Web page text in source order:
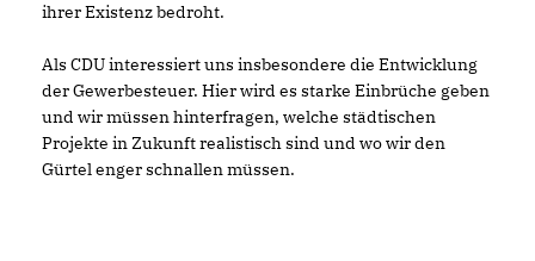
ihrer Existenz bedroht.
Als CDU interessiert uns insbesondere die Entwicklung
der Gewerbesteuer. Hier wird es starke Einbrüche geben
und wir müssen hinterfragen, welche städtischen
Projekte in Zukunft realistisch sind und wo wir den
Gürtel enger schnallen müssen.